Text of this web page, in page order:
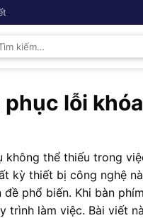
lỗi
thể thiếu trong
kỳ thiết bị công nghệ
phổ biến. Khi bàn
trình làm việc. Bài viết